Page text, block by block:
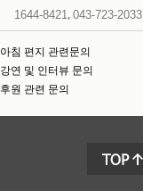
1644-8421, 043-723-2033
아침 편지 관련문의
강연 및 인터뷰 문의
후원 관련 문의